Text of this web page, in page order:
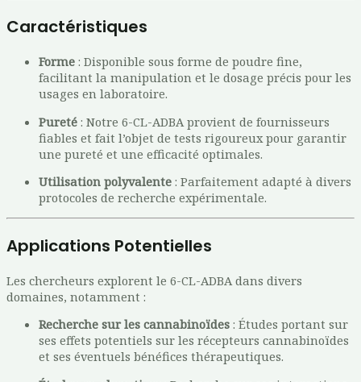
Caractéristiques
Forme : Disponible sous forme de poudre fine,
facilitant la manipulation et le dosage précis pour les
usages en laboratoire.
Pureté : Notre 6-CL-ADBA provient de fournisseurs
fiables et fait l’objet de tests rigoureux pour garantir
une pureté et une efficacité optimales.
Utilisation polyvalente : Parfaitement adapté à divers
protocoles de recherche expérimentale.
Applications Potentielles
Les chercheurs explorent le 6-CL-ADBA dans divers
domaines, notamment :
Recherche sur les cannabinoïdes : Études portant sur
ses effets potentiels sur les récepteurs cannabinoïdes
et ses éventuels bénéfices thérapeutiques.